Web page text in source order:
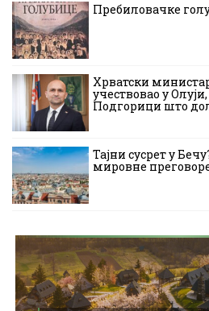
Пребиловачке
Хрватски
учествовао у
Подгорици што
Тајни сусрет у
мировне